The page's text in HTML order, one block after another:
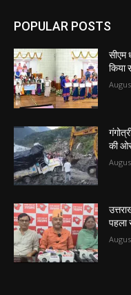
POPULAR POSTS
सीएम
किया
की
पहला